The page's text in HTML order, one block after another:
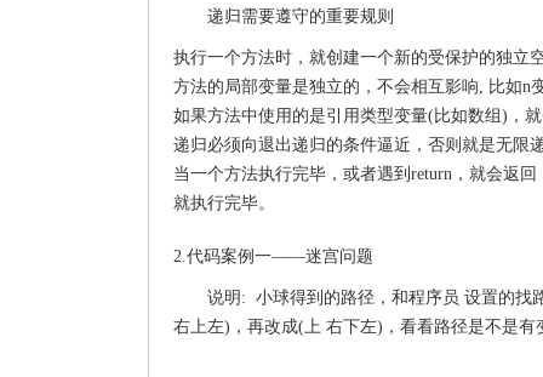
递归需要遵守的重要规则
执行一个方法时，就创建一个新的受保护的独立
方法的局部变量是独立的，不会相互影响, 比如n
如果方法中使用的是引用类型变量(比如数组)，
递归必须向退出递归的条件逼近，否则就是无限
当一个方法执行完毕，或者遇到return，就会返
就执行完毕。
2.代码案例一——迷宫问题
说明: 小球得到的路径，和程序员 设置的找
右上左)，再改成(上 右下左)，看看路径是不是有